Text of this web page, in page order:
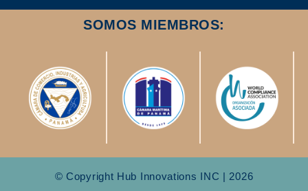
SOMOS MIEMBROS:
© Copyright Hub Innovations INC | 2026